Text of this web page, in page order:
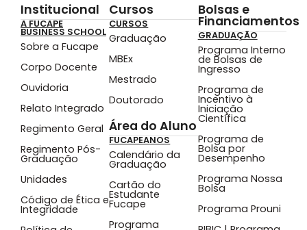
Institucional
A FUCAPE
BUSINESS SCHOOL
Sobre a Fucape
Corpo Docente
Ouvidoria
Relato Integrado
Regimento Geral
Regimento Pós-
Graduação
Unidades
Código de Ética e
Integridade
Cursos
CURSOS
Graduação
MBEx
Mestrado
Doutorado
Área do Aluno
FUCAPEANOS
Calendário da
Graduação
Cartão do
Estudante
Fucape
Programa
Bolsas e
Financiamentos
GRADUAÇÃO
Programa Interno
de Bolsas de
Ingresso
Programa de
Incentivo à
Iniciação
Científica
Programa de
Bolsa por
Desempenho
Programa Nossa
Bolsa
Programa Prouni